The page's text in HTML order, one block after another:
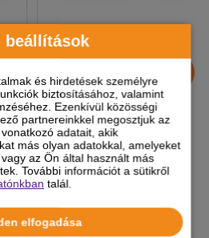
beállítások
és hirdetések személyre
biztosításához, valamint
Ezenkívül közösségi
partnereinkkel megosztjuk az
adatait, akik
más olyan adatokkal, amelyeket
az Ön által használt más
További információt a sütikről
talál.
elfogadása
DOUXO S3 Pyo
Törlőkendő
4 990 Ft